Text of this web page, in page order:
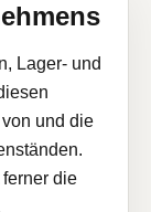
Lager- und
und die
die